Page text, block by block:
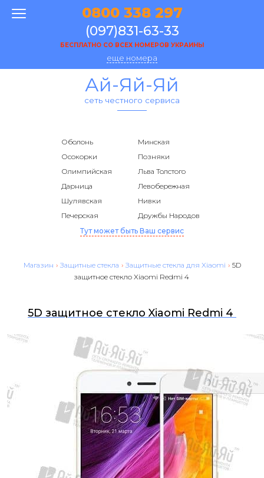
0800 338 297
(097)831-63-33
БЕСПЛАТНО СО ВСЕХ НОМЕРОВ УКРАИНЫ
еще номера
Ай-Яй-Яй
сеть честного сервиса
Оболонь
Минская
Осокорки
Позняки
Олимпийская
Льва Толстого
Дарница
Левобережная
Шулявская
Нивки
Печерская
Дружбы Народов
Тут может быть Ваш сервис
Магазин › Защитные стекла › Защитные стекла для Xiaomi › 5D
защитное стекло Xiaomi Redmi 4
5D защитное стекло Xiaomi Redmi 4